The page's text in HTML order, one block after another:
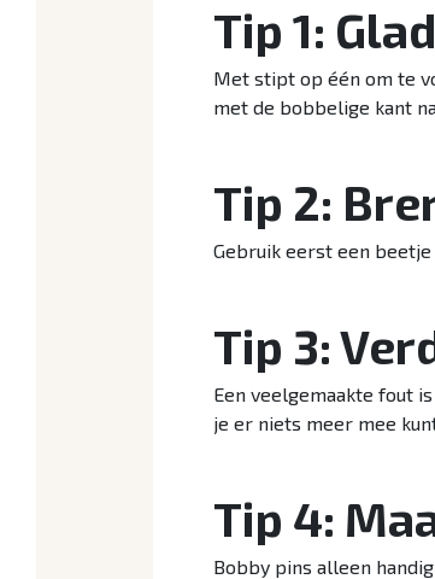
Tip 1:
Met stipt op één om te
met de bobbelige kant
Tip 2:
Gebruik eerst een
Tip 3:
Een veelgemaakte fout
je er niets meer mee
Tip 4:
Bobby pins alleen